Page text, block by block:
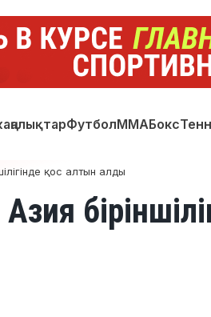
ФутболММАБокс
қос алтын алды